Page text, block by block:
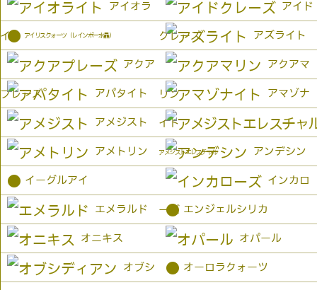
アイオラ
イト
アイド
クレーズ
● アイリスクォーツ（レインボー水晶） アズライト
アクア
プレーズ
アクアマ
リン
アパタイト アマゾナ
イト
アメジスト
アメジストエレスチャル
アメトリン アンデシン
● イーグルアイ インカロ
ーズ
エメラルド ● エンジェルシリカ
オニキス オパール
オブシ ● オーロラクォーツ